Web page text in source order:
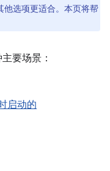
选项更适合。本页将帮
要场景：
启动的